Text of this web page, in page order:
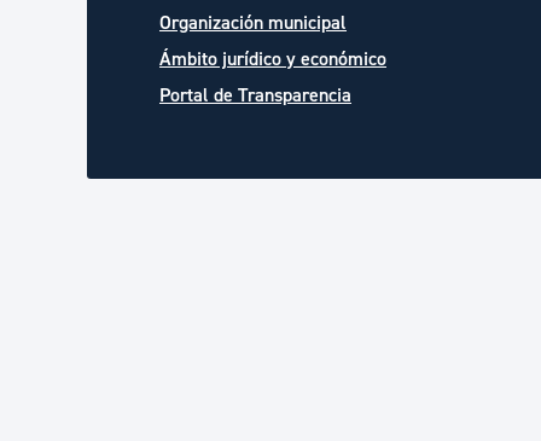
Organización municipal
Ámbito jurídico y económico
Portal de Transparencia